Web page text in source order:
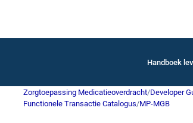
Handboek
Zorgtoepassing Medicatieoverdracht/Developer
Functionele Transactie Catalogus/MP-MGB